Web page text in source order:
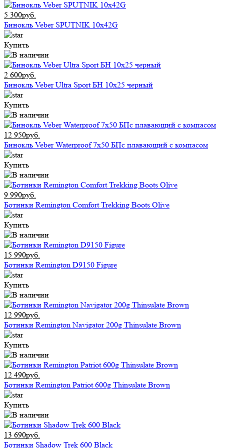
5 300руб.
Бинокль Veber SPUTNIK 10х42G
Купить
2 600руб.
Бинокль Veber Ultra Sport БН 10x25 черный
Купить
12 950руб.
Бинокль Veber Waterproof 7x50 БПс плавающий с компасом
Купить
9 990руб.
Ботинки Remington Comfort Trekking Boots Olive
Купить
15 990руб.
Ботинки Remington D9150 Figure
Купить
12 990руб.
Ботинки Remington Navigator 200g Thinsulate Вrown
Купить
12 490руб.
Ботинки Remington Patriot 600g Thinsulate Вrown
Купить
13 690руб.
Ботинки Shadow Trek 600 Black